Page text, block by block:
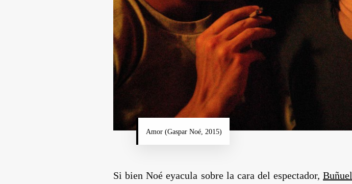
Amor (Gaspar Noé, 2015)
Si bienNoé eyacula sobre la cara del espectador,Buñuel